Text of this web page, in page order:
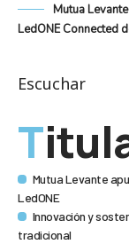
Mutua
LedONE Connected
Escuchar
Mutua Levante
LedONE
Innovación y
tradicional